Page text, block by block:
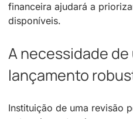
financeira ajudará a
disponíveis.
A necessidade
lançamento
Instituição de uma revisão